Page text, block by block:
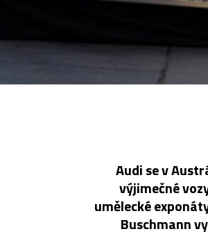
Audi se v
výjimečné
umělecké
Buschmann